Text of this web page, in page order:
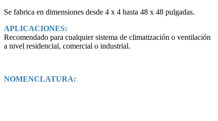
Se fabrica en dimensiones desde 4 x 4 hasta 48 x 48 pulgadas.
APLICACIONES:
Recomendado para cualquier sistema de climatización o ventilación
a nivel residencial, comercial o industrial.
NOMENCLATURA: